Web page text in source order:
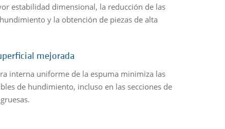
estabilidad dimensional, la reducción de las
y la obtención de piezas de alta
mejorada
interna uniforme de la espuma minimiza las
de hundimiento, incluso en las secciones de